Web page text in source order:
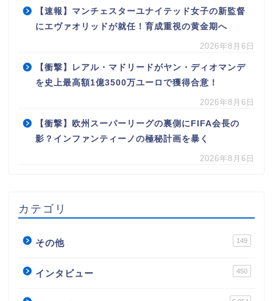
【速報】マンチェスターユナイテッド女子の新監督
にエヴァオリッドが就任！育成重視の黄金期へ
2026年8月6日
【衝撃】レアル・マドリードがヤン・ディオマンデ
を史上最高額1億3500万ユーロで獲得合意！
2026年8月6日
【衝撃】欧州スーパーリーグの裏側にFIFA会長の
影？インファンティーノの極秘計画を暴く
2026年8月6日
カテゴリ
その他 149
インタビュー 450